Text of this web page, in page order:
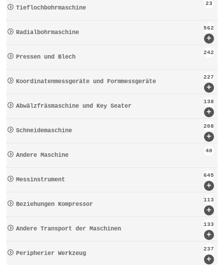
Tieflochbohrmaschine
23
+
Radialbohrmaschine
562
Pressen und Blech
242
+
Koordinatenmessgeräte und Formmessgeräte
227
+
Abwälzfräsmaschine und Key Seater
138
+
Schneidemaschine
208
Andere Maschine
40
+
Messinstrument
645
+
Beziehungen Kompressor
113
+
Andere Transport der Maschinen
133
+
Peripherier Werkzeug
237